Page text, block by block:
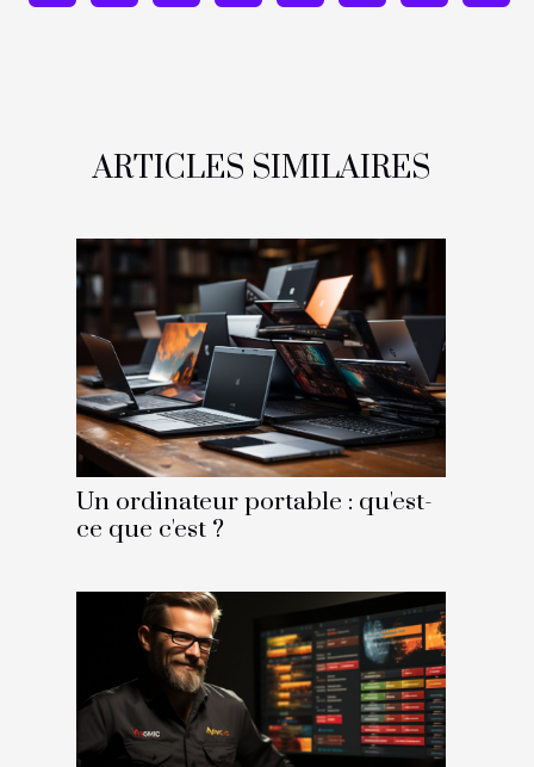
ARTICLES SIMILAIRES
Un ordinateur portable : qu'est-
ce que c'est ?